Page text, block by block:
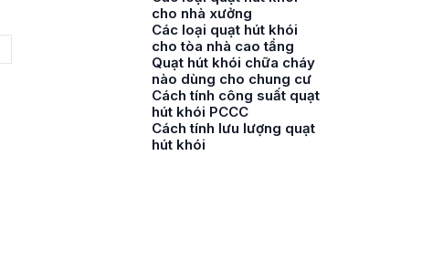
cho nhà xưởng
Các loại quạt hút khói
cho tòa nhà cao tầng
Quạt hút khói chữa cháy
nào dùng cho chung cư
Cách tính công suất quạt
hút khói PCCC
Cách tính lưu lượng quạt
hút khói